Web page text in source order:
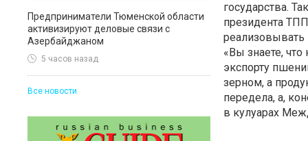
Предприниматели Тюменской области
активизируют деловые связи с
Азербайджаном
5 часов назад
Все новости
государства.
президента
«Вы знаете,
экспорту
зерном, а
передела, а,
в кулуарах